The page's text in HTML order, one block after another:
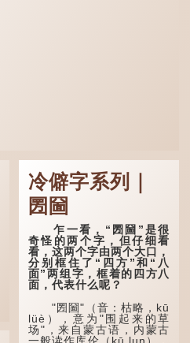
冷僻字系列｜
圐圙
乍一看，“圐圙”是很
奇怪的两个字，但仔细看
看，这两个字由两个大口，
分别框住了“四方”和“八
面”两组字，框着的四方八
面，代表什么呢？
"圐圙"（音：枯略，kū
lüè），意为"围起来的草
场"，来自蒙古语，内蒙古
一般读作库伦（kū lun），